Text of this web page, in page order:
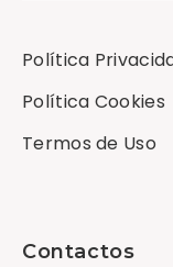
Política
Política Cookies
Termos de Uso
Contactos